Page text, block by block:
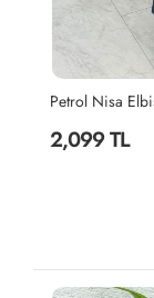
Petrol Nisa
2,099 TL